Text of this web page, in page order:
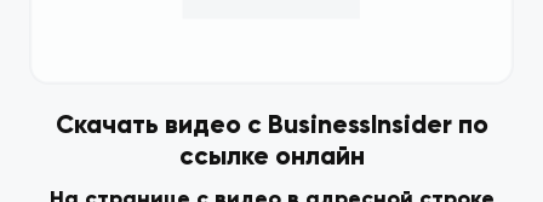
Скачать видео с BusinessInsider по
ссылке онлайн